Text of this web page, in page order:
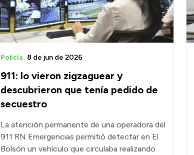
911: lo vieron zigzaguear y
descubrieron que tenía pedido de
secuestro
Policía 8 de jun de 2026
La atención permanente de una operadora del
911 RN Emergencias permitió detectar en El
Bolsón un vehículo que circulaba realizando